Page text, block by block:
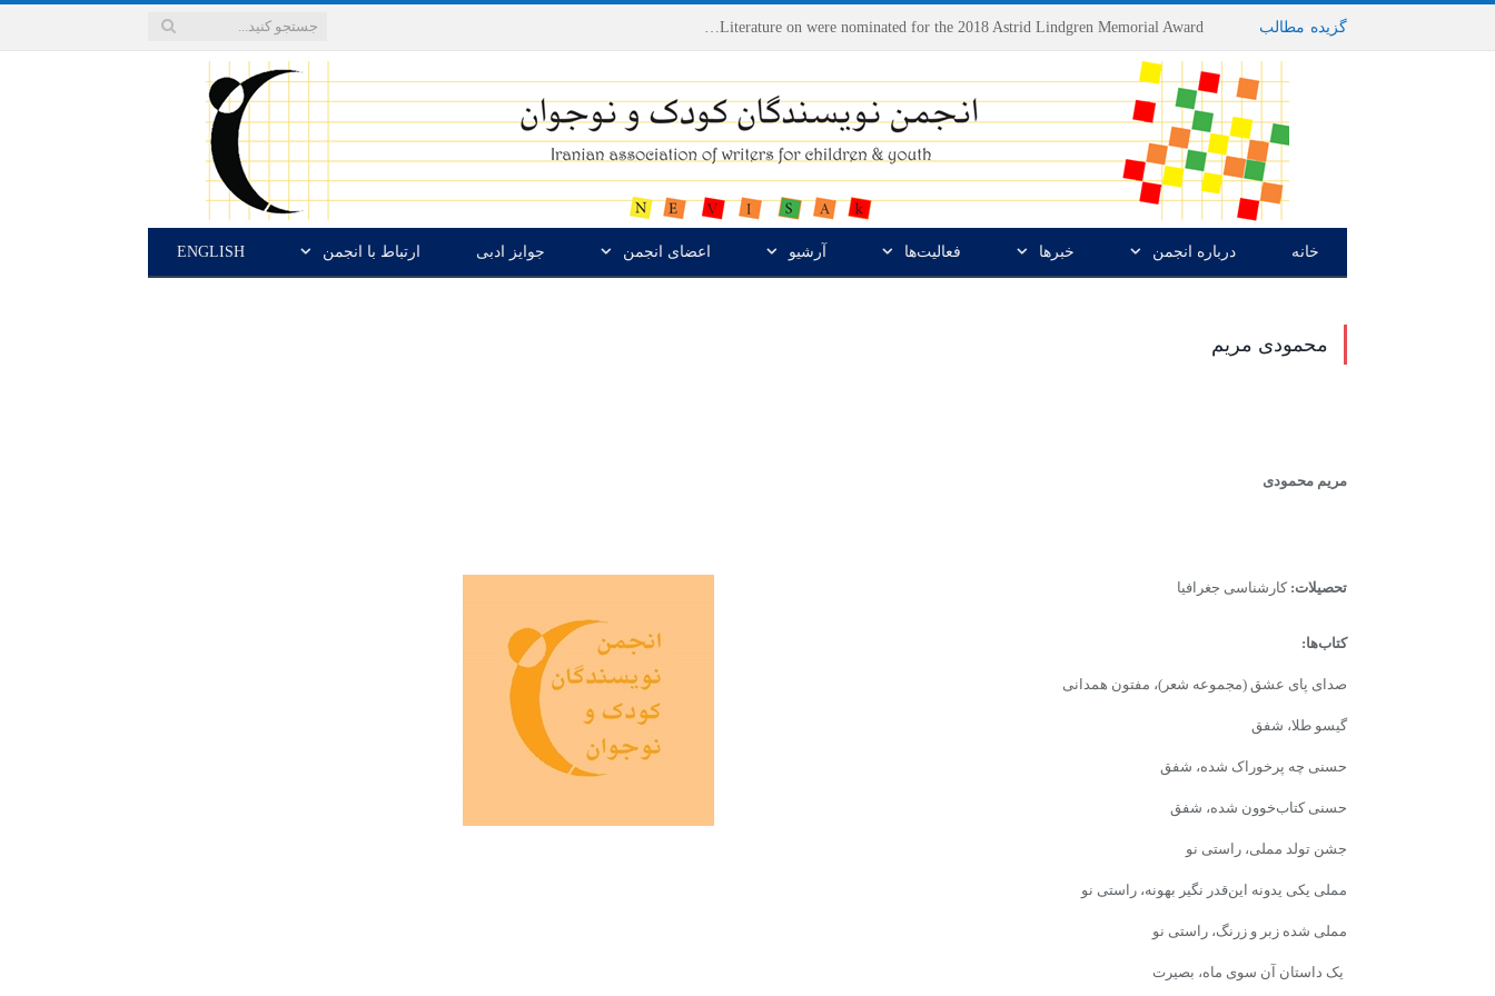
گزیده مطالب
خانه درباره انجمن خبرها فعالیت‌ها آرشیو اعضای انجمن جوایز ادبی ارتباط با انجمن ENGLISH
محمودی مریم
مریم محمودی
تحصیلات: کارشناسی جغرافیا
کتاب‌ها:
صدای پای عشق (مجموعه شعر)، مفتون همدانی
گیسو طلا، شفق
حسنی چه پرخوراک شده، شفق
حسنی کتاب‌خوون شده، شفق
جشن تولد مملی، راستی نو
مملی یکی یدونه این‌قدر نگیر بهونه، راستی نو
مملی شده زبر و زرنگ، راستی نو
یک داستان آن سوی ماه، بصیرت